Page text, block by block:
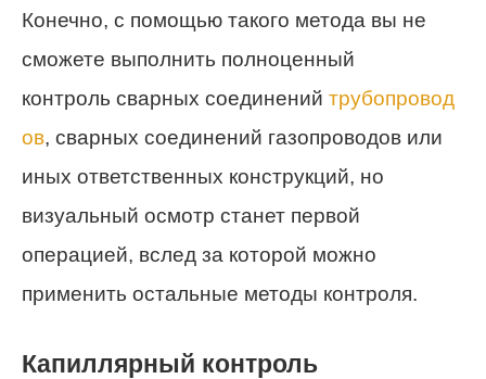
Конечно, с помощью такого метода вы не
сможете выполнить полноценный
контроль сварных соединений трубопровод
ов, сварных соединений газопроводов или
иных ответственных конструкций, но
визуальный осмотр станет первой
операцией, вслед за которой можно
применить остальные методы контроля.
Капиллярный контроль